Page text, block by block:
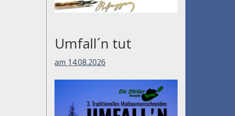
Umfall´n tut
am 14.08.2026